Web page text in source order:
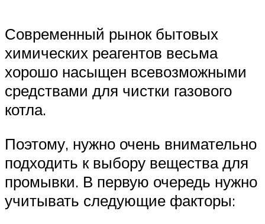
Современный рынок бытовых
химических реагентов весьма
хорошо насыщен всевозможными
средствами для чистки газового
котла.
Поэтому, нужно очень внимательно
подходить к выбору вещества для
промывки. В первую очередь нужно
учитывать следующие факторы: